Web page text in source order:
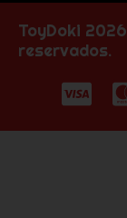
ToyDoki
reservados.